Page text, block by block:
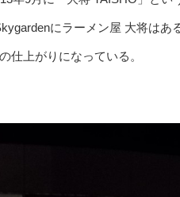
にラーメン屋 大将は
仕上がりになっている。